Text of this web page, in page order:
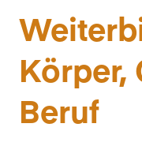
Körper,
Beruf